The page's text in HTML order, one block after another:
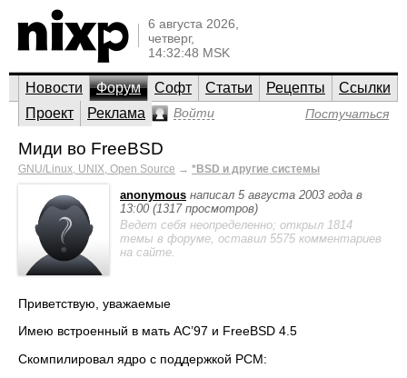
6 августа 2026,
четверг,
14:32:48 MSK
Новости Форум Софт Статьи Рецепты
Ссылки
Проект
Реклама Войти Постучаться
Миди во FreeBSD
GNU/Linux, UNIX, Open Source → *BSD и другие системы
anonymous написал 5 августа 2003 года в
13:00 (1317 просмотров)
Ведет себя неопределенно; открыл 1814
темы в форуме, оставил 5575 комментариев
на сайте.
Приветствую, уважаемые
Имею встроенный в мать AC’97 и FreeBSD 4.5
Скомпилировал ядро с поддержкой PCM: